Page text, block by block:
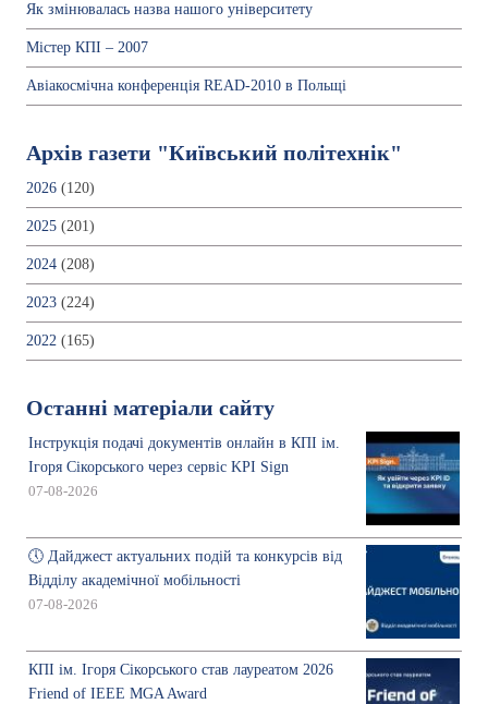
Як змінювалась назва нашого університету
Містер КПІ – 2007
Авіакосмічна конференція READ-2010 в Польщі
Архів газети "Київський політехнік"
2026 (120)
2025 (201)
2024 (208)
2023 (224)
2022 (165)
Останні матеріали сайту
Інструкція подачі документів онлайн в КПІ ім.
Ігоря Сікорського через сервіс KPI Sign
07-08-2026
🕔 Дайджест актуальних подій та конкурсів від
Відділу академічної мобільності
07-08-2026
КПІ ім. Ігоря Сікорського став лауреатом 2026
Friend of IEEE MGA Award